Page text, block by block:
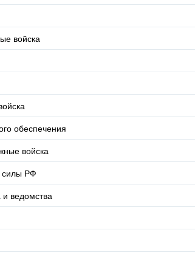
войска
обеспечения
войска
силы РФ
ведомства